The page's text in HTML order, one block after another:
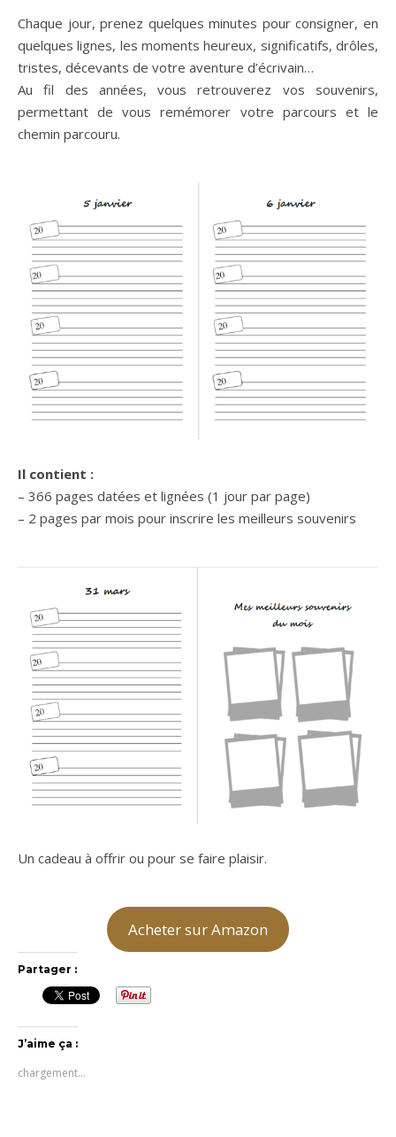
Chaque jour, prenez quelques minutes pour consigner, en
quelques lignes, les moments heureux, significatifs, drôles,
tristes, décevants de votre aventure d’écrivain…
Au fil des années, vous retrouverez vos souvenirs,
permettant de vous remémorer votre parcours et le
chemin parcouru.
Il contient :
– 366 pages datées et lignées (1 jour par page)
– 2 pages par mois pour inscrire les meilleurs souvenirs
Un cadeau à offrir ou pour se faire plaisir.
Acheter sur Amazon
Partager :
J’aime ça :
chargement…